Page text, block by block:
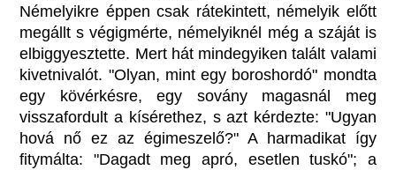
Némelyikre éppen csak rátekintett, némelyik előtt
megállt s végigmérte, némelyiknél még a száját is
elbiggyesztette. Mert hát mindegyiken talált valami
kivetnivalót. "Olyan, mint egy boroshordó" mondta
egy kövérkésre, egy sovány magasnál meg
visszafordult a kísérethez, s azt kérdezte: "Ugyan
hová nő ez az égimeszelő?" A harmadikat így
fitymálta: "Dagadt meg apró, esetlen tuskó"; a